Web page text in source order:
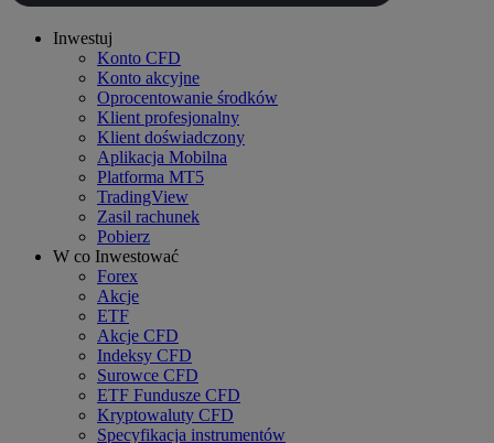
Inwestuj
Konto CFD
Konto akcyjne
Oprocentowanie środków
Klient profesjonalny
Klient doświadczony
Aplikacja Mobilna
Platforma MT5
TradingView
Zasil rachunek
Pobierz
W co Inwestować
Forex
Akcje
ETF
Akcje CFD
Indeksy CFD
Surowce CFD
ETF Fundusze CFD
Kryptowaluty CFD
Specyfikacja instrumentów